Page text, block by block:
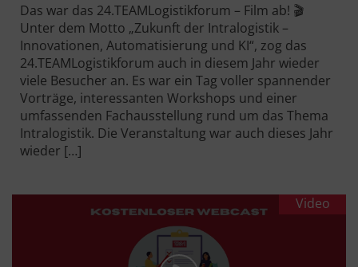
Das war das 24.TEAMLogistikforum – Film ab! 🎬
Unter dem Motto „Zukunft der Intralogistik –
Innovationen, Automatisierung und KI“, zog das
24.TEAMLogistikforum auch in diesem Jahr wieder
viele Besucher an. Es war ein Tag voller spannender
Vorträge, interessanten Workshops und einer
umfassenden Fachausstellung rund um das Thema
Intralogistik. Die Veranstaltung war auch dieses Jahr
wieder […]
Video